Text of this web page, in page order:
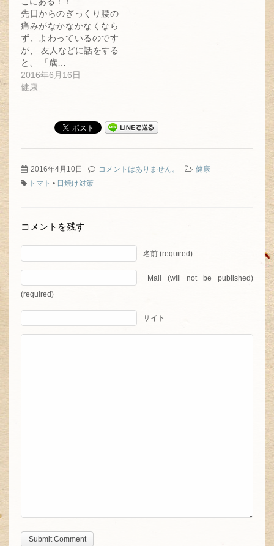
先日からのぎっくり腰の
痛みがなかなかなくなら
ず、よわっているのです
が、 友人などに話をする
と、 「歳…
2016年6月16日
健康
2016年4月10日 コメントはありません。
健康
トマト • 日焼け対策
コメントを残す
名前 (required)
Mail (will not be published)
(required)
サイト